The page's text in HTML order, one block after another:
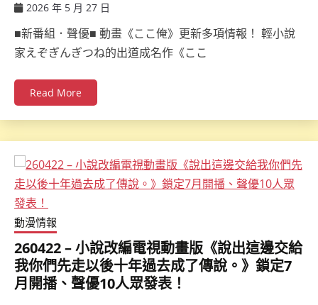
2026 年 5 月 27 日
■新番組．聲優■ 動畫《ここ俺》更新多項情報！ 輕小說
家えぞぎんぎつね的出道成名作《ここ
Read More
動漫情報
260422 – 小說改編電視動畫版《說出這邊交給
我你們先走以後十年過去成了傳說。》鎖定7
月開播、聲優10人眾發表！